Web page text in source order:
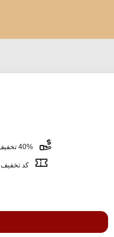
40% تخفیف
کد تخفیف